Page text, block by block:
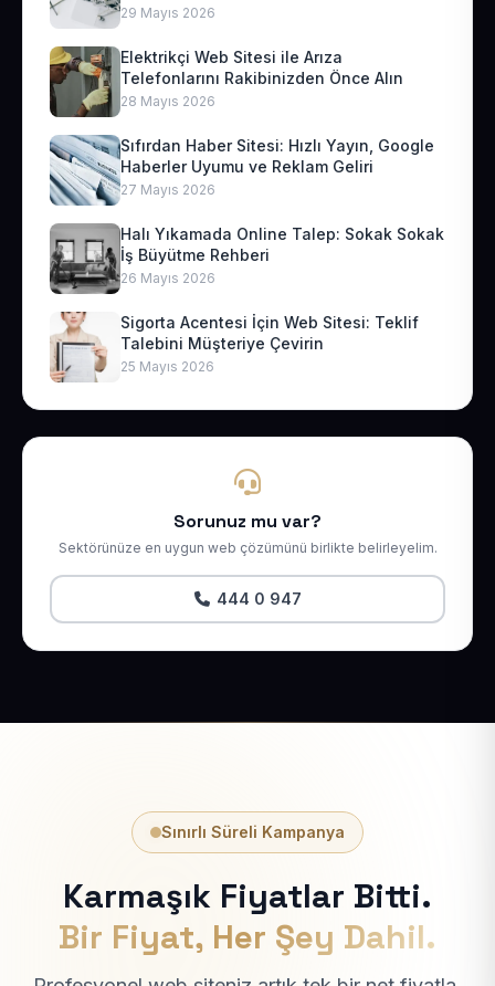
29 Mayıs 2026
Elektrikçi Web Sitesi ile Arıza
Telefonlarını Rakibinizden Önce Alın
28 Mayıs 2026
Sıfırdan Haber Sitesi: Hızlı Yayın, Google
Haberler Uyumu ve Reklam Geliri
27 Mayıs 2026
Halı Yıkamada Online Talep: Sokak Sokak
İş Büyütme Rehberi
26 Mayıs 2026
Sigorta Acentesi İçin Web Sitesi: Teklif
Talebini Müşteriye Çevirin
25 Mayıs 2026
Sorunuz mu var?
Sektörünüze en uygun web çözümünü birlikte belirleyelim.
444 0 947
Sınırlı Süreli Kampanya
Karmaşık Fiyatlar Bitti.
Bir Fiyat, Her Şey Dahil.